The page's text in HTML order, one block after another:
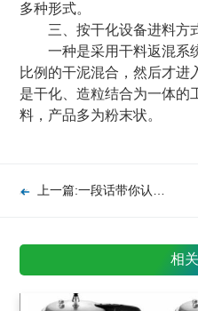
多种形式。
三、按干化设备进料方式
一种是采用干料返混系
比例的干泥混合，然后才进
是干化、造粒结合为一体的
料，产品多为粉末状。
相